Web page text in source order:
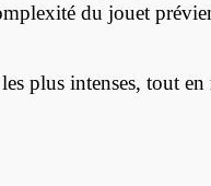
du jouet
plus intenses, tout